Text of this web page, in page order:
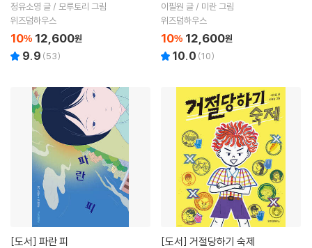
정유소영 글 / 모루토리 그림
위즈덤하우스
10% 12,600원
9.9 (53)
이필원 글 / 미란 그림
위즈덤하우스
10% 12,600원
10.0 (10)
[도서] 파란 피 [도서] 거절당하기 숙제